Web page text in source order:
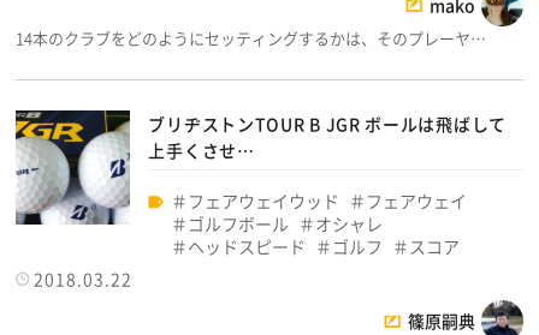
mako
14本のクラブをどのようにセッティングするかは、そのプレーヤ…
ブリヂストンTOUR B JGR ボールは飛ばして
上手くさせ…
フェアウェイウッド
フェアウェイ
ゴルフボール
オシャレ
ヘッドスピード
ゴルフ
スコア
2018.03.22
篠原嗣典